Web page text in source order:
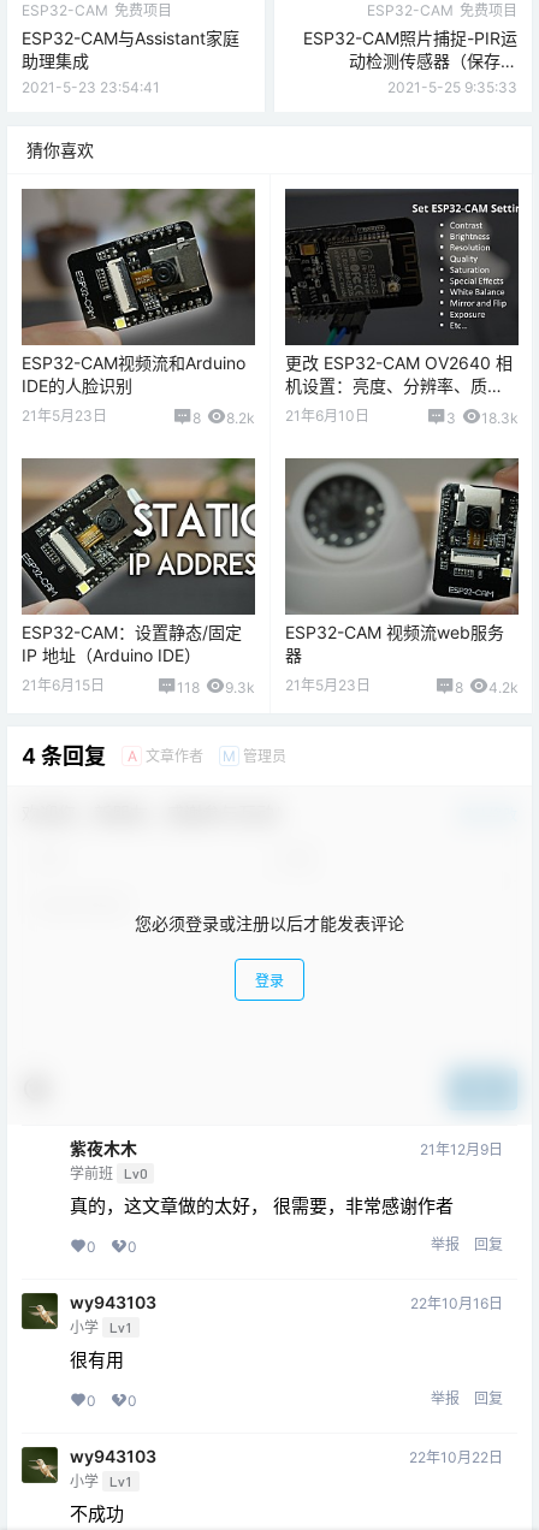
ESP32-CAM 免费项目
ESP32-CAM与Assistant家庭
助理集成
2021-5-23 23:54:41
ESP32-CAM 免费项目
ESP32-CAM照片捕捉-PIR运
动检测传感器（保存到
microSD卡）
2021-5-25 9:35:33
猜你喜欢
ESP32-CAM视频流和Arduino
IDE的人脸识别
21年5月23日 8 8.2k
更改 ESP32-CAM OV2640 相
机设置：亮度、分辨率、质
量、对比度等
21年6月10日 3 18.3k
ESP32-CAM：设置静态/固定
IP 地址（Arduino IDE）
21年6月15日 118 9.3k
ESP32-CAM 视频流web服务
器
21年5月23日 8 4.2k
4 条回复 A 文章作者 M 管理员
您必须登录或注册以后才能发表评论
登录
紫夜木木
学前班 Lv0
21年12月9日
真的，这文章做的太好， 很需要，非常感谢作者
0 0 举报 回复
wy943103
小学 Lv1
22年10月16日
很有用
0 0 举报 回复
wy943103
小学 Lv1
22年10月22日
不成功